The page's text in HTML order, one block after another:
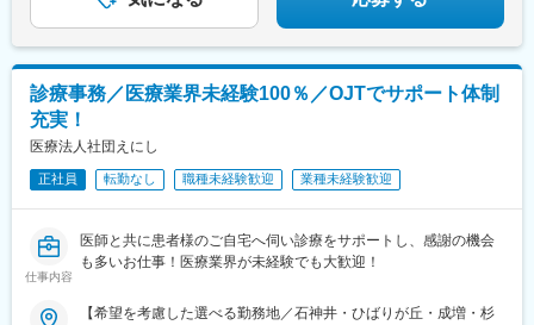
診療事務／医療業界未経験100％／OJTでサポート体制
充実！
医療法人社団えにし
正社員 転勤なし 職種未経験歓迎 業種未経験歓迎
仕事内容
医師と共に患者様のご自宅へ伺い診療をサポートし、感謝の機会
も多いお仕事！医療業界が未経験でも大歓迎！
【希望を考慮した選べる勤務地／石神井・ひばりが丘・成増・杉